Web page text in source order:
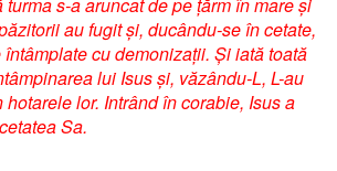
au fugit și, ducându-se în cetate,
cu demonizații. Și iată toată
lui Isus și, văzându-L, L-au
lor. Intrând în corabie, Isus a
Sa.